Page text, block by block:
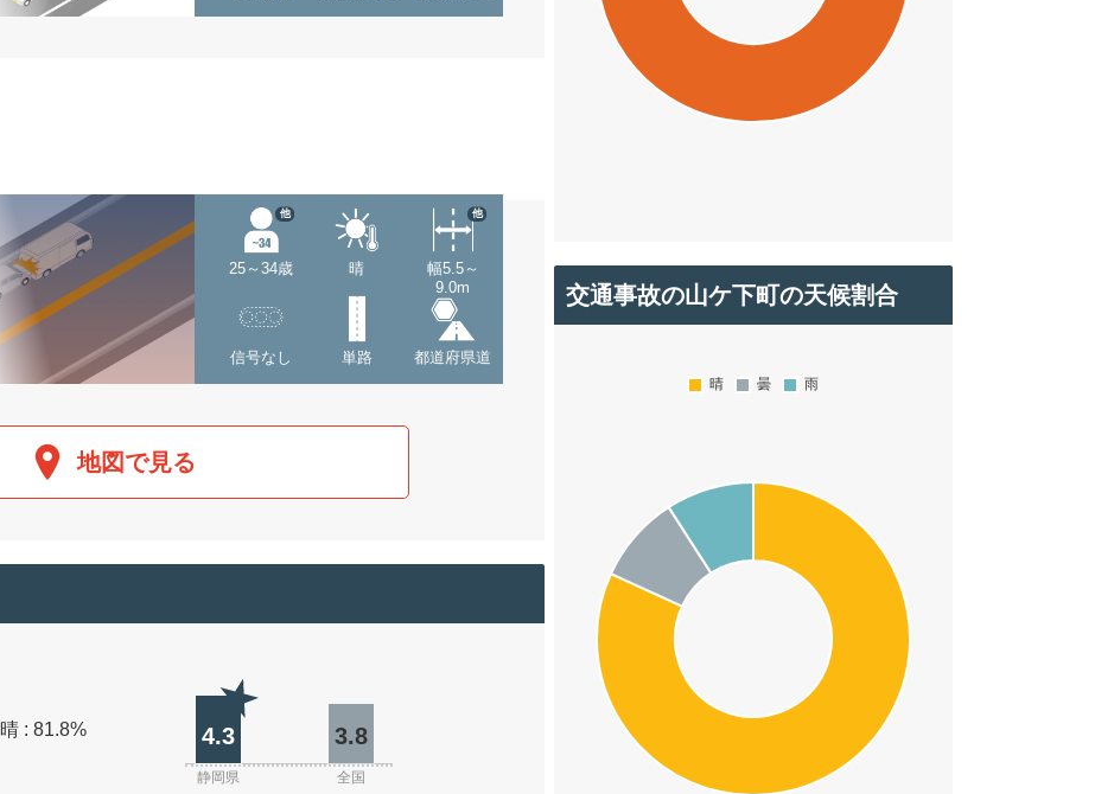
25～34歳
他
晴
幅5.5～
9.0m
他
信号なし 単路 都道府県道
地図で見る
晴 : 81.8% 4.3 3.8
静岡県 全国
交通事故の山ケ下町の天候割合